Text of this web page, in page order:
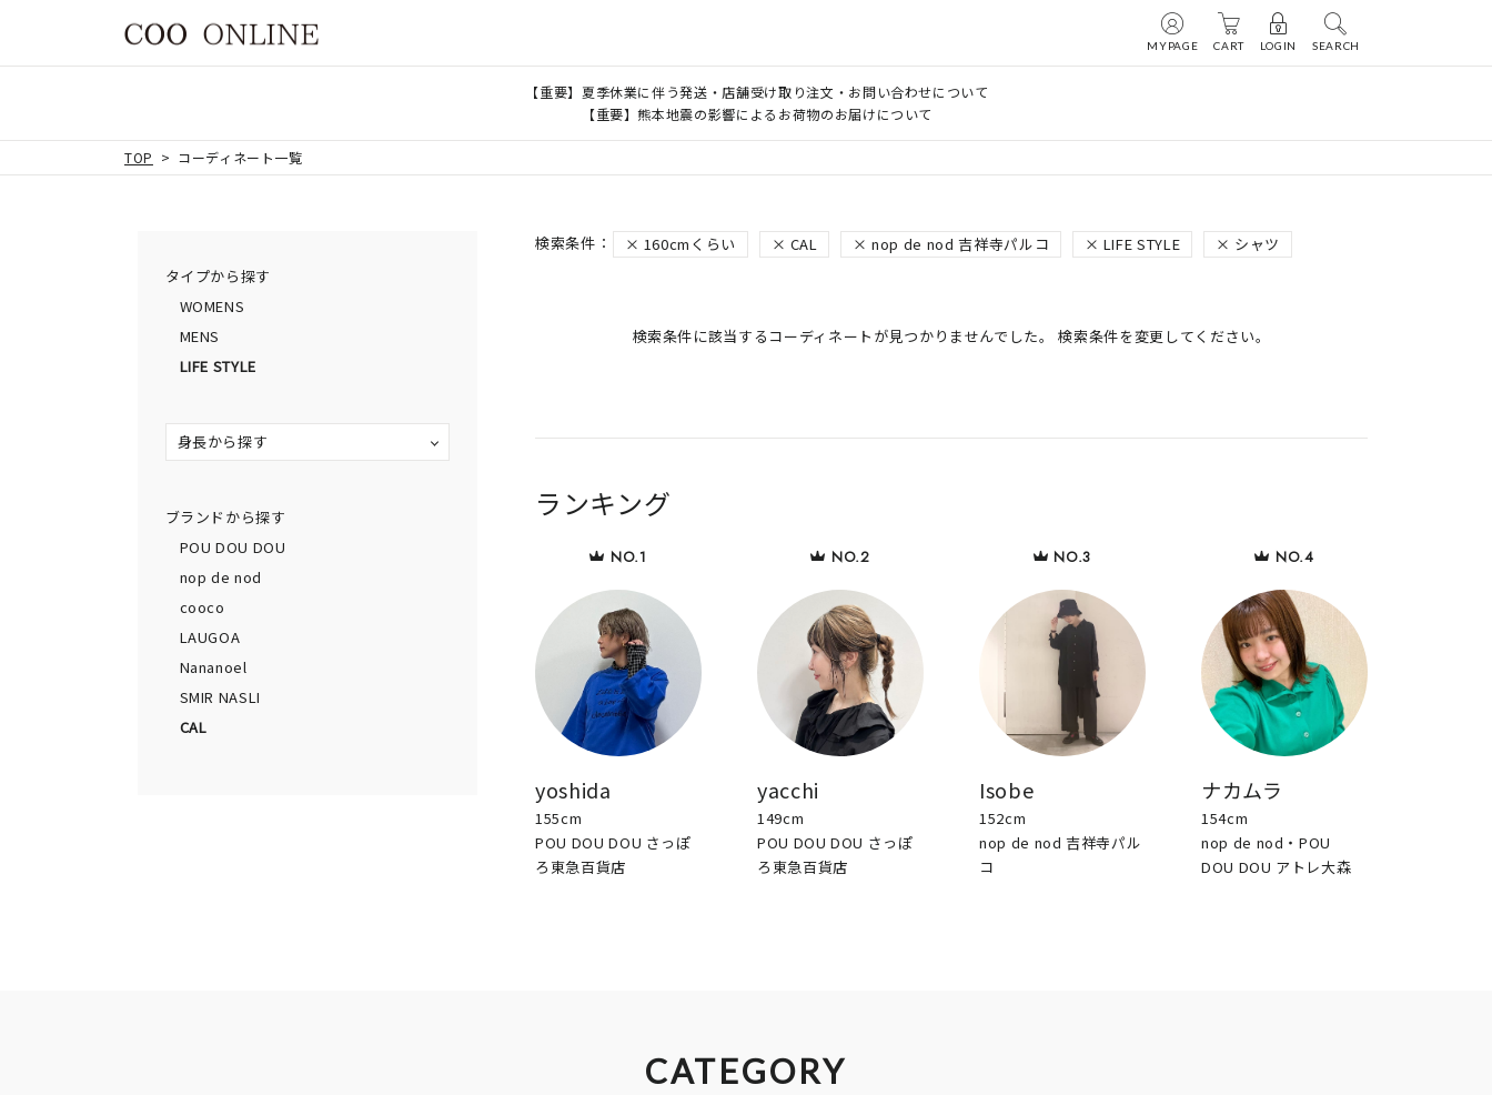
MYPAGE CART LOGIN SEARCH
【重要】夏季休業に伴う発送・店舗受け取り注文・お問い合わせについて
【重要】熊本地震の影響によるお荷物のお届けについて
TOP コーディネート一覧
タイプから探す
WOMENS
MENS
LIFE STYLE
身長から探す
ブランドから探す
POU DOU DOU
nop de nod
cooco
LAUGOA
Nananoel
SMIR NASLI
CAL
160cmくらい CAL nop de nod 吉祥寺パルコ LIFE STYLE シャツ
検索条件に該当するコーディネートが見つかりませんでした。 検索条件を変更してください。
ランキング
yoshida
155cm
POU DOU DOU さっぽ
ろ東急百貨店
yacchi
149cm
POU DOU DOU さっぽ
ろ東急百貨店
Isobe
152cm
nop de nod 吉祥寺パル
コ
ナカムラ
154cm
nop de nod・POU
DOU DOU アトレ大森
CATEGORY